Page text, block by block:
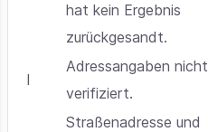
hat kein Ergebnis
zurückgesandt.
I
Adressangaben nicht
verifiziert.
Straßenadresse und